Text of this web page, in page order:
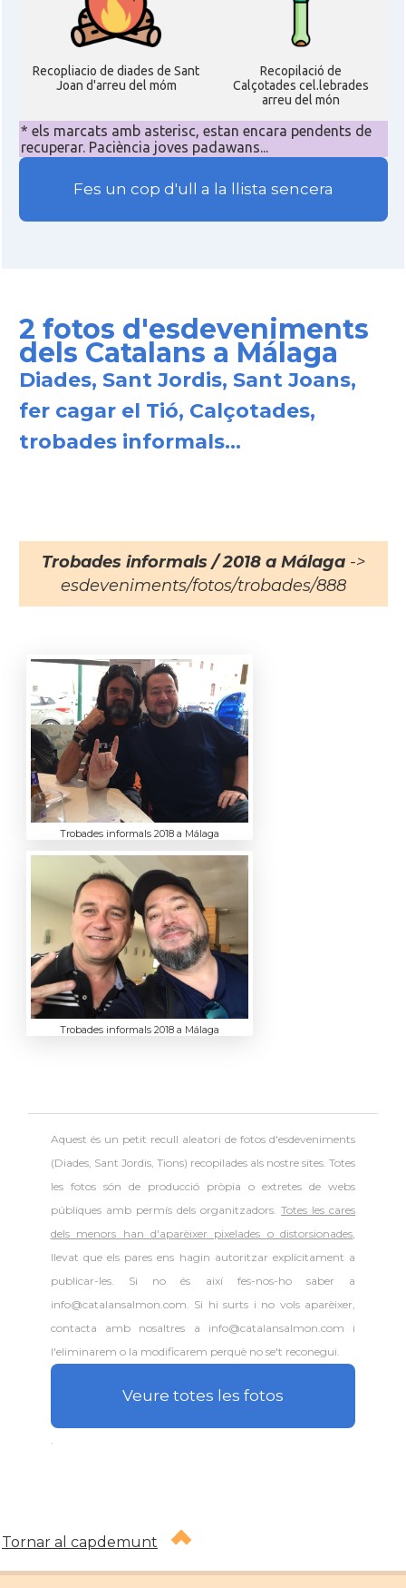
Recopliacio de diades de Sant
Joan d'arreu del móm
Recopilació de
Calçotades cel.lebrades
arreu del món
* els marcats amb asterisc, estan encara pendents de
recuperar. Paciència joves padawans...
Fes un cop d'ull a la llista sencera
2 fotos d'esdeveniments
dels Catalans a Málaga
Diades, Sant Jordis, Sant Joans,
fer cagar el Tió, Calçotades,
trobades informals...
Trobades informals / 2018 a Málaga->
esdeveniments/fotos/trobades/888
Trobades informals 2018 a Málaga
Trobades informals 2018 a Málaga
Aquest és un petit recull aleatori defotos d'esdeveniments
(Diades, Sant Jordis, Tions) recopilades als nostre sites. Totes
les fotos són de producció pròpia o extretes de webs
públiques amb permís dels organitzadors.Totes les cares
dels menors han d'aparèixer pixelades o distorsionades,
llevat que els pares ens hagin autoritzar explícitament a
publicar-les. Si no és així fes-nos-ho saber a
info@catalansalmon.com. Si hi surts i no vols aparèixer,
contacta amb nosaltres a info@catalansalmon.com i
l'eliminarem o la modificarem perquè no se't reconegui.
Veure totes les fotos
Tornar al capdemunt